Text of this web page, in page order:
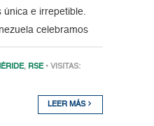
única e irrepetible.
celebramos
, RSE • VISITAS:
LEER MÁS